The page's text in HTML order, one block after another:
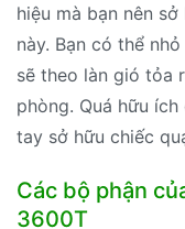
hiệu mà bạn nên
này. Bạn có thể
sẽ theo làn gió tỏa
phòng. Quá hữu
tay sở hữu chiếc
Các bộ phận
3600T